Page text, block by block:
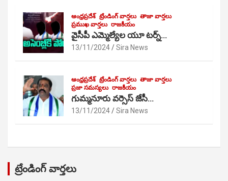
ఆంధ్రప్రదేశ్ ట్రేండింగ్ వార్తలు తాజా వార్తలు
ప్రముఖ వార్తలు రాజకీయం
వైసీపీ ఎమ్మెల్యేల యూ టర్న్…
13/11/2024 Sira News
ఆంధ్రప్రదేశ్ ట్రేండింగ్ వార్తలు తాజా వార్తలు
ప్రజా సమస్యలు రాజకీయం
గుమ్మనూరు వర్సెస్ జేసీ…
13/11/2024 Sira News
ట్రేండింగ్ వార్తలు